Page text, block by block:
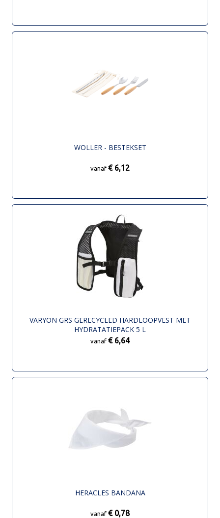
WOLLER - BESTEKSET
vanaf € 6,12
VARYON GRS GERECYCLED HARDLOOPVEST MET
HYDRATATIEPACK 5 L
vanaf € 6,64
HERACLES BANDANA
vanaf € 0,78